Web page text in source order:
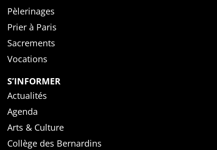
Pèlerinages
Prier à Paris
Sacrements
Vocations
S’INFORMER
Actualités
Agenda
Arts & Culture
Collège des Bernardins